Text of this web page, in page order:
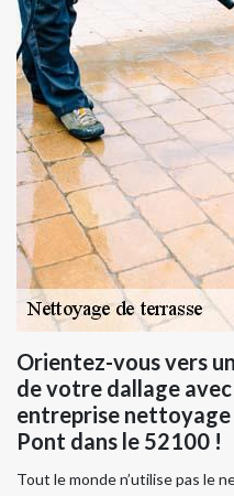
Orientez-vous vers
de votre dallage
entreprise nettoyage
Pont dans le 52100 !
Tout le monde n’utilise pas le